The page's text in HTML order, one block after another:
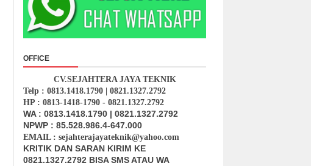
OFFICE
CV.SEJAHTERA JAYA TEKNIK
Telp : 0813.1418.1790 | 0821.1327.2792
HP : 0813-1418-1790 - 0821.1327.2792
WA : 0813.1418.1790 | 0821.1327.2792
NPWP : 85.528.986.4-647.000
EMAIL : sejahterajayateknik@yahoo.com
KRITIK DAN SARAN KIRIM KE
0821.1327.2792 BISA SMS ATAU WA